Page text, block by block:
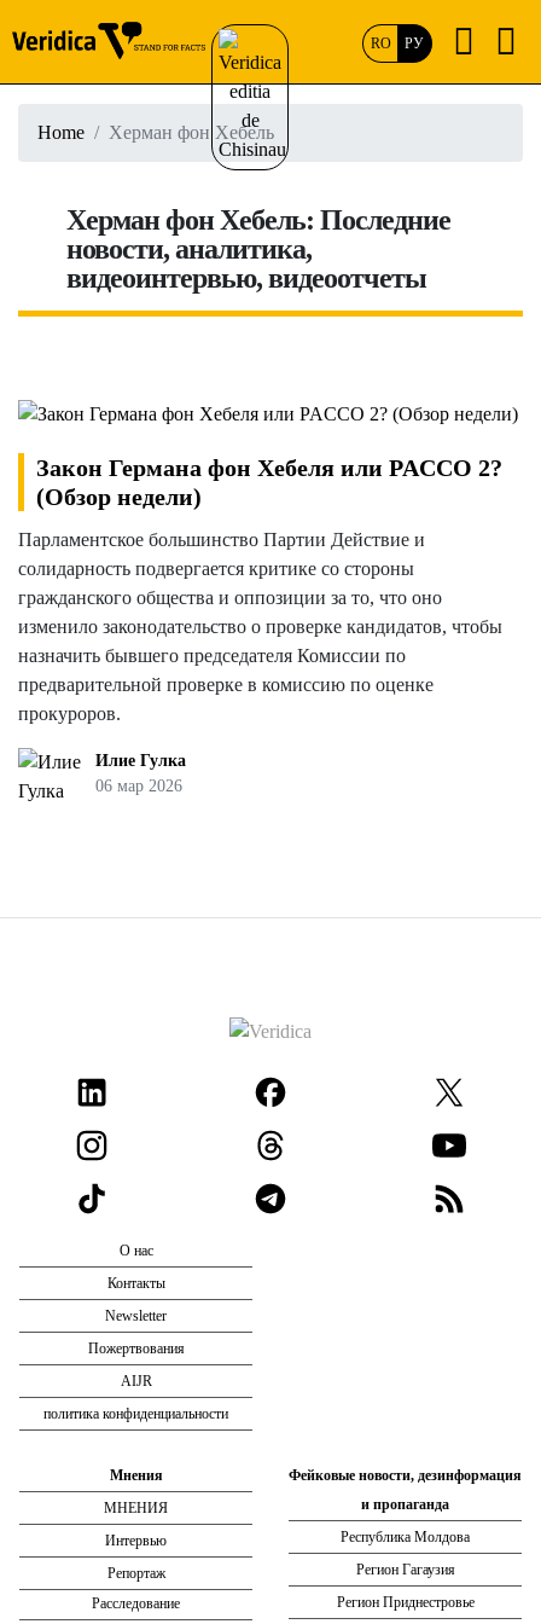
RO РУ
Home Херман фон Хебель
Херман фон Хебель: Последние
новости, аналитика,
видеоинтервью, видеоотчеты
Закон Германа фон Хебеля или PACCO 2?
(Обзор недели)
Парламентское большинство Партии Действие и
солидарность подвергается критике со стороны
гражданского общества и оппозиции за то, что оно
изменило законодательство о проверке кандидатов, чтобы
назначить бывшего председателя Комиссии по
предварительной проверке в комиссию по оценке
прокуроров.
Илие Гулка
06 мар 2026
О нас
Контакты
Newsletter
Пожертвования
AIJR
политика конфиденциальности
Мнения
МНЕНИЯ
Интервью
Репортаж
Расследование
Фейковые новости, дезинформация
и пропаганда
Республика Молдова
Регион Гагаузия
Регион Приднестровье